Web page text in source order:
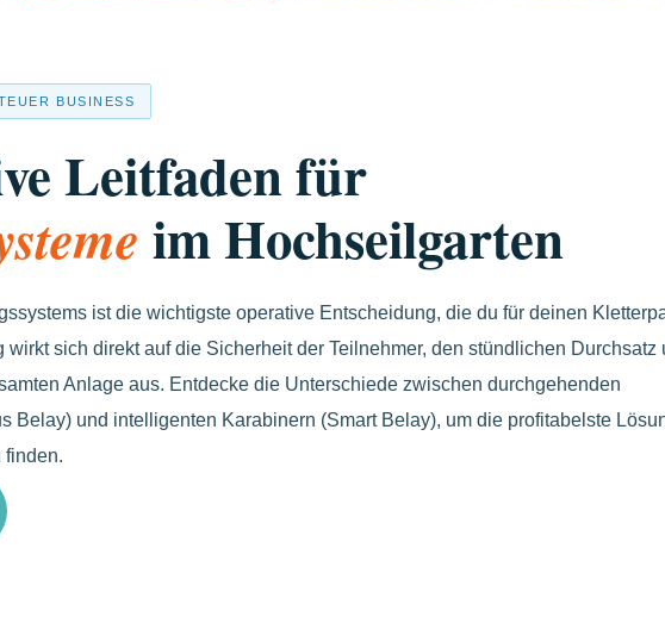
BUSINESS
Leitfaden für
im Hochseilgarten
ist die wichtigste operative Entscheidung, die du für deinen
sich direkt auf die Sicherheit der Teilnehmer, den stündlichen Durchsatz
Anlage aus. Entdecke die Unterschiede zwischen durchgehenden
Belay) und intelligenten Karabinern (Smart Belay), um die profitabelste